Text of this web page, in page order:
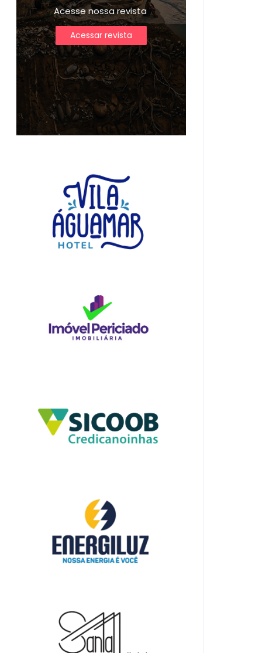
Acesse nossa revista
Acessar revista